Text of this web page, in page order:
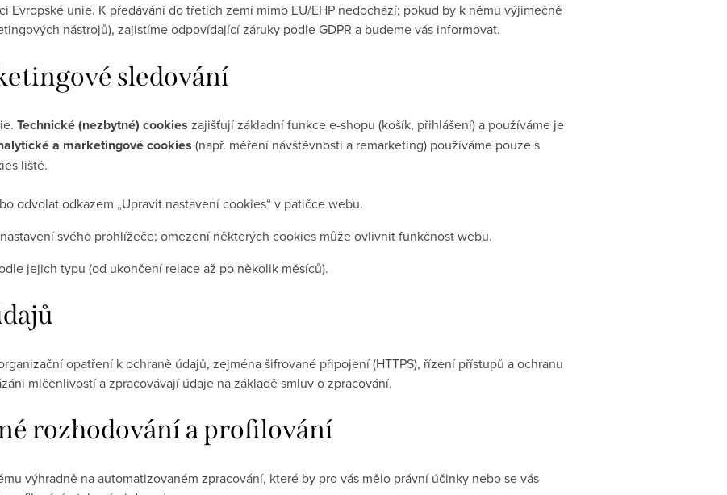
Evropské unie. K předávání do třetích zemí mimo EU/EHP nedochází; pokud by k němu výjimečně
nástrojů), zajistíme odpovídající záruky podle GDPR a budeme vás informovat.
sledování
Technické (nezbytné) cookies zajišťují základní funkce e-shopu (košík, přihlášení) a používáme je
a marketingové cookies (např. měření návštěvnosti a remarketing) používáme pouze s
liště.
odvolat odkazem „Upravit nastavení cookies“ v patičce webu.
svého prohlížeče; omezení některých cookies může ovlivnit funkčnost webu.
jejich typu (od ukončení relace až po několik měsíců).
opatření k ochraně údajů, zejména šifrované připojení (HTTPS), řízení přístupů a ochranu
mlčenlivostí a zpracovávají údaje na základě smluv o zpracování.
rozhodování a profilování
výhradně na automatizovaném zpracování, které by pro vás mělo právní účinky nebo se vás